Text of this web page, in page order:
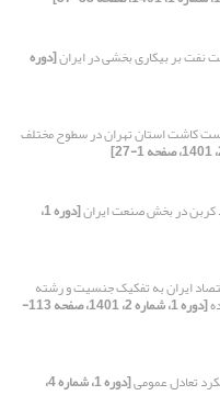
نفت بر بیکاری بخشی در ایران[دوره
کاشت استان تهران در سطوح مختلف
کربن در بخش صنعت ایران [دوره 1،
ایران به تفکیک جنسیت و رشته
[دوره 1، شماره 2، 1401، صفحه 113-
تعادل عمومی [دوره 1، شماره 4،